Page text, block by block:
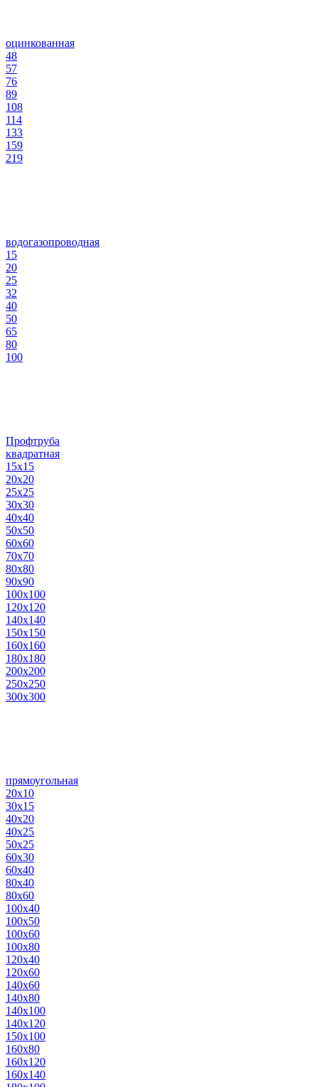
оцинкованная
48
57
76
89
108
114
133
159
219
водогазопроводная
15
20
25
32
40
50
65
80
100
Профтруба
квадратная
15х15
20х20
25х25
30х30
40х40
50х50
60х60
70х70
80х80
90х90
100х100
120х120
140х140
150х150
160х160
180х180
200х200
250х250
300х300
прямоугольная
20х10
30х15
40х20
40х25
50х25
60х30
60х40
80х40
80х60
100х40
100х50
100х60
100х80
120х40
120х60
140х60
140х80
140х100
140х120
150х100
160х80
160х120
160х140